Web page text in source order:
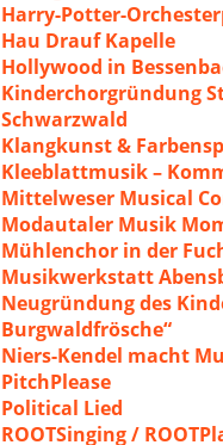
Harry-Potter-
Hau Drauf Kapelle
Hollywood in
Kinderchorgründung
Schwarzwald
Klangkunst &
Kleeblattmusik –
Mittelweser Musical
Modautaler Musik
Mühlenchor in der
Musikwerkstatt
Neugründung des
Burgwaldfrösche“
Niers-Kendel macht
PitchPlease
Political Lied
ROOTSinging /